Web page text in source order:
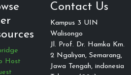
Host
Contact Us
Kampus 3 UIN
Walisongo
Jl. Prof. Dr. Hamka Km.
2 Ngaliyan, Semarang,
Jawa Tengah, indonesia